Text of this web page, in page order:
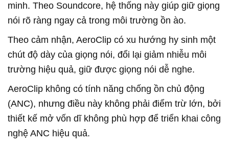
minh. Theo Soundcore, hệ thống này giúp giữ giọng
nói rõ ràng ngay cả trong môi trường ồn ào.
Theo cảm nhận, AeroClip có xu hướng hy sinh một
chút độ dày của giọng nói, đổi lại giảm nhiễu môi
trường hiệu quả, giữ được giọng nói dễ nghe.
AeroClip không có tính năng chống ồn chủ động
(ANC), nhưng điều này không phải điểm trừ lớn, bởi
thiết kế mở vốn dĩ không phù hợp để triển khai công
nghệ ANC hiệu quả.